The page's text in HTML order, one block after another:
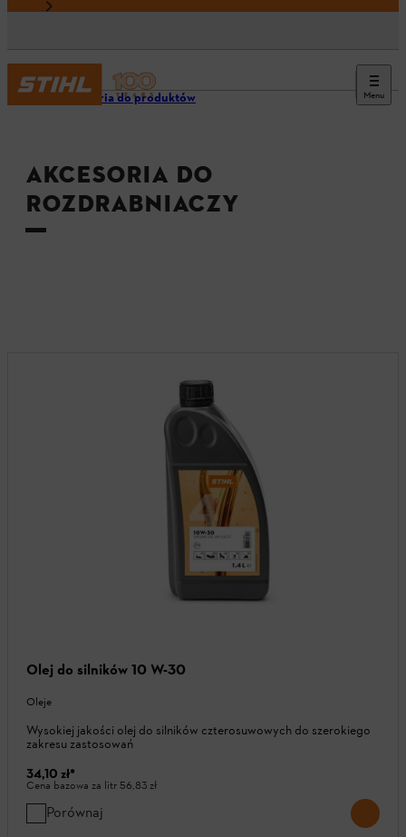
Menu
Akcesoria do produktów
AKCESORIA DO
ROZDRABNIACZY
Olej do silników 10 W-30
Oleje
Wysokiej jakości olej do silników czterosuwowych do szerokiego
zakresu zastosowań
34,10 zł*
Cena bazowa za litr56,83 zł
Porównaj